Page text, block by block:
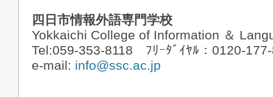
四日市情報外語専門学校
Yokkaichi College of Information ＆
Tel:059-353-8118 ﾌﾘｰﾀﾞｲﾔﾙ：0120-
e-mail: info@ssc.ac.jp